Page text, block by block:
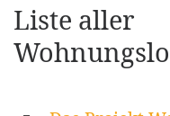
Liste aller